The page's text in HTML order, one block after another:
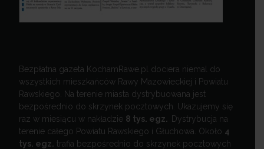
Bezpłatna gazeta KochamRawe.pl dociera niemal do
wszystkich mieszkańców Rawy Mazowieckiej i Powiatu
Rawskiego. Na terenie miasta dystrybuowana jest
bezpośrednio do skrzynek pocztowych. Ukazujemy się
raz w miesiącu w nakładzie 8 tys. egz.
Dystrybucja na
terenie całego Powiatu Rawskiego i Głuchowa. Około 4
tys. egz. trafia bezpośrednio do skrzynek pocztowych